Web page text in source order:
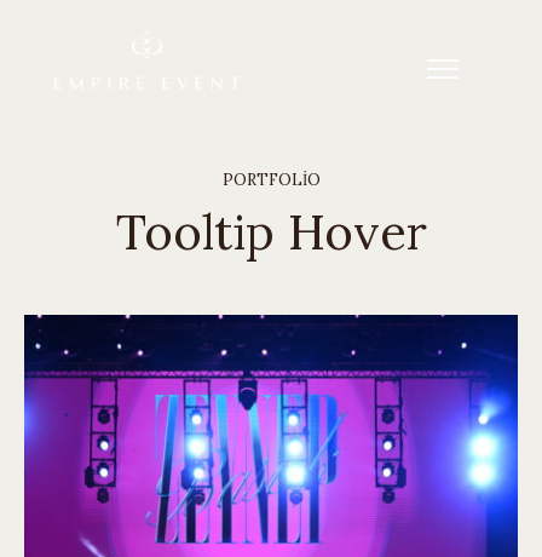
PORTFOLIO
Tooltip Hover